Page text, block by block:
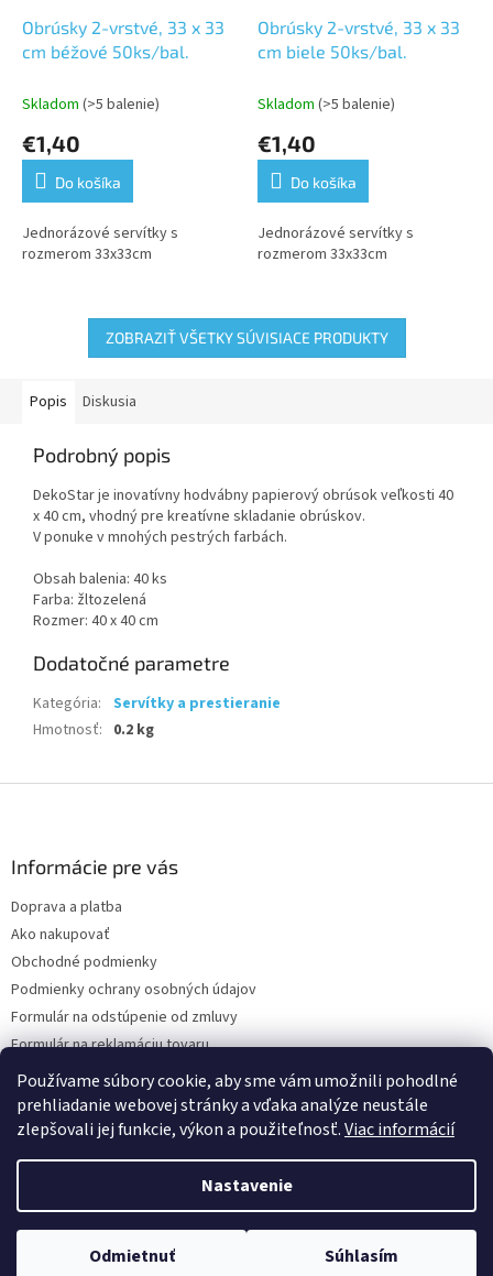
Používame súbory cookie, aby sme vám umožnili pohodlné
prehliadanie webovej stránky a vďaka analýze neustále
zlepšovali jej funkcie, výkon a použiteľnosť.Viac informácií
Nastavenie
Odmietnuť Súhlasím
Obrúsky 2-vrstvé, 33 x 33
cm béžové 50ks/bal.
Skladom (>5 balenie)
€1,40
Do košíka
Jednorázové servítky s
rozmerom 33x33cm
Obrúsky 2-vrstvé, 33 x 33
cm biele 50ks/bal.
Skladom (>5 balenie)
€1,40
Do košíka
Jednorázové servítky s
rozmerom 33x33cm
ZOBRAZIŤ VŠETKY SÚVISIACE PRODUKTY
Popis Diskusia
Podrobný popis
DekoStar je inovatívny hodvábny papierový obrúsok veľkosti 40
x 40 cm, vhodný pre kreatívne skladanie obrúskov.
V ponuke v mnohých pestrých farbách.
Obsah balenia: 40 ks
Farba: žltozelená
Rozmer: 40 x 40 cm
Dodatočné parametre
Kategória: Servítky a prestieranie
Hmotnosť: 0.2 kg
Informácie pre vás
Doprava a platba
Ako nakupovať
Obchodné podmienky
Podmienky ochrany osobných údajov
Formulár na odstúpenie od zmluvy
Formulár na reklamáciu tovaru
Kontakty
Copyright 2026www.hygart.sk. Všetky práva vyhradené.Upraviť